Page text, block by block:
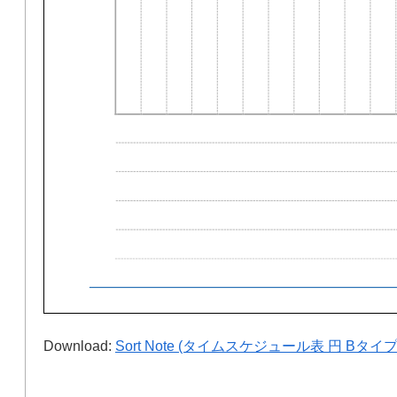
Download: Sort Note (タイムスケジュール表 円 Bタイ